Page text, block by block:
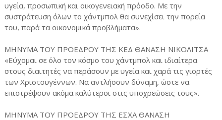
υγεία, προσωπική και οικογενειακή πρόοδο. Με την
συστράτευση όλων το χάντμπολ θα συνεχίσει την πορεία
του, παρά τα οικονομικά προβλήματα».
ΜΗΝΥΜΑ ΤΟΥ ΠΡΟΕΔΡΟΥ ΤΗΣ ΚΕΔ ΘΑΝΑΣΗ ΝΙΚΟΛΙΤΣΑ
«Εύχομαι σε όλο τον κόσμο του χάντμπολ και ιδιαίτερα
στους διαιτητές να περάσουν με υγεία και χαρά τις γιορτές
των Χριστουγέννων. Να αντλήσουν δύναμη, ώστε να
επιστρέψουν ακόμα καλύτεροι στις υποχρεώσεις τους».
ΜΗΝΥΜΑ ΤΟΥ ΠΡΟΕΔΡΟΥ ΤΗΣ ΕΣΧΑ ΘΑΝΑΣΗ